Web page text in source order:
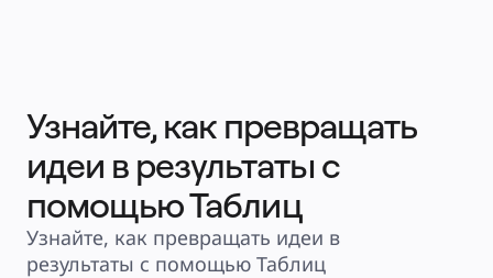
Узнайте, как превращать
идеи в результаты с
помощью Таблиц
Узнайте, как превращать идеи в
результаты с помощью Таблиц